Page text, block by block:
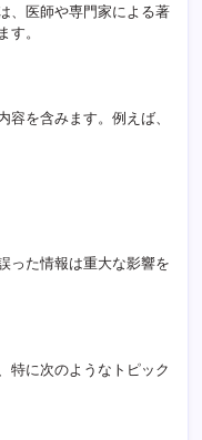
、医師や専門家による著
す。
を含みます。例えば、
った情報は重大な影響を
特に次のようなトピック